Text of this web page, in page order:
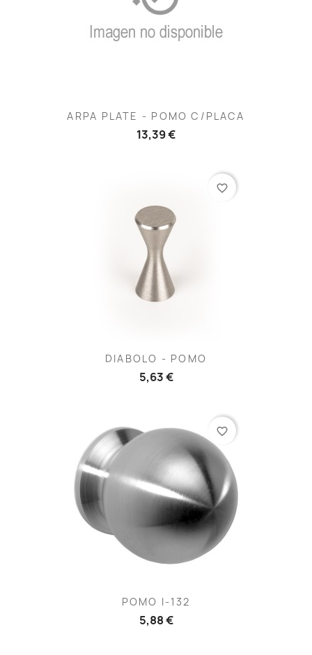
ARPA PLATE - POMO C/PLACA
13,39 €
DIABOLO - POMO
5,63 €
favorite_border
POMO I-132
5,88 €
favorite_border